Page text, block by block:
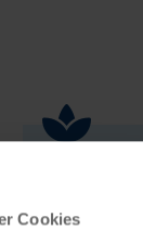
Cookies
Adresse